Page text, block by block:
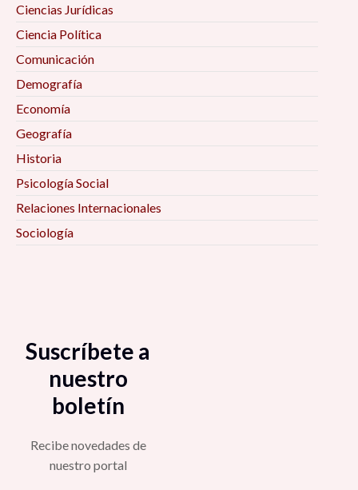
Ciencias Jurídicas
Ciencia Política
Comunicación
Demografía
Economía
Geografía
Historia
Psicología Social
Relaciones Internacionales
Sociología
Suscríbete a
nuestro
boletín
Recibe novedades de
nuestro portal